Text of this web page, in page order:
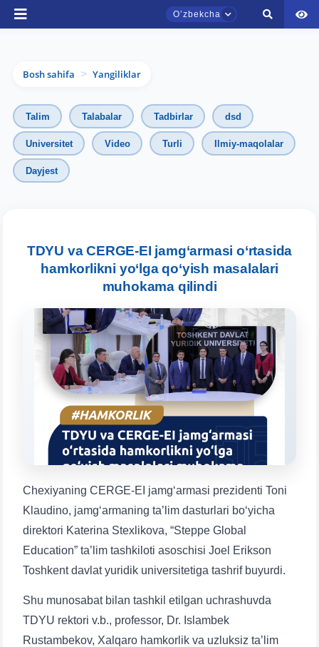
Oʼzbekcha
Bosh sahifa > Yangiliklar
Talim Talabalar Tadbirlar dsd
Universitet Video Turli Ilmiy-maqolalar
Dayjest
TDYU va CERGE-EI jamg‘armasi o‘rtasida
hamkorlikni yo‘lga qo‘yish masalalari
muhokama qilindi
Chexiyaning CERGE-EI jamg‘armasi prezidenti Toni
Klaudino, jamg‘armaning ta’lim dasturlari bo‘yicha
direktori Katerina Stexlikova, “Steppe Global
Education” ta’lim tashkiloti asoschisi Joel Erikson
Toshkent davlat yuridik universitetiga tashrif buyurdi.
Shu munosabat bilan tashkil etilgan uchrashuvda
TDYU rektori v.b., professor, Dr. Islambek
Rustambekov, Xalqaro hamkorlik va uzluksiz ta’lim
TDYU qabul murojaatlari chati
chatiga xush kelibsiz.
Qabul bo'yicha murojaatlaringizni ushbu
Mavzuni tanlang — keyin shu mavzudagi aniq
savollar chiqadi:
1. Hujjatlar (bakalavr) (5) 2. Hujjatlar (magistr) (4)
3. Suhbat (bakalavr) (8) 4. Suhbat (magistr) (5)
5. To'lov-kontrakt (2) 6. Elektron ariza (16)
7. Call-center (4) 8. Bakalavriat kvotasi (3)